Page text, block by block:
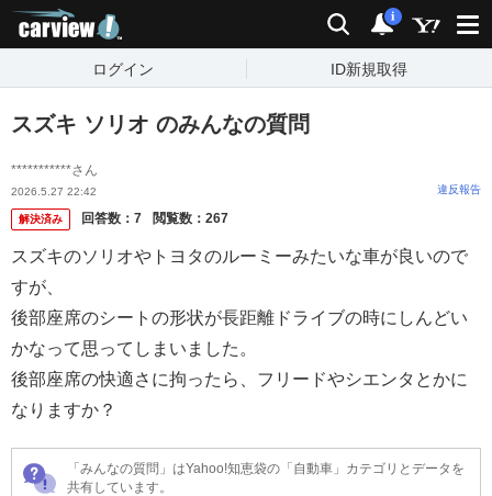
検索 通知
i
ログイン ID新規取得
スズキ ソリオ のみんなの質問
***********さん
2026.5.27 22:42 違反報告
解決済み 回答数： 7 閲覧数： 267
スズキのソリオやトヨタのルーミーみたいな車が良いので
すが、
後部座席のシートの形状が長距離ドライブの時にしんどい
かなって思ってしまいました。
後部座席の快適さに拘ったら、フリードやシエンタとかに
なりますか？
「みんなの質問」はYahoo!知恵袋の「自動車」カテゴリとデータを
共有しています。